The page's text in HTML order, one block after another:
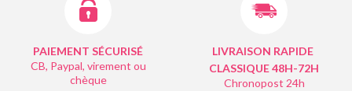
PAIEMENT SÉCURISÉ
CB, Paypal, virement ou
chèque
LIVRAISON RAPIDE
CLASSIQUE 48H-72H
Chronopost 24h